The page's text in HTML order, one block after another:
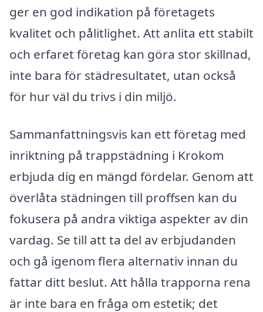
ger en god indikation på företagets
kvalitet och pålitlighet. Att anlita ett stabilt
och erfaret företag kan göra stor skillnad,
inte bara för städresultatet, utan också
för hur väl du trivs i din miljö.
Sammanfattningsvis kan ett företag med
inriktning på trappstädning i Krokom
erbjuda dig en mängd fördelar. Genom att
överlåta städningen till proffsen kan du
fokusera på andra viktiga aspekter av din
vardag. Se till att ta del av erbjudanden
och gå igenom flera alternativ innan du
fattar ditt beslut. Att hålla trapporna rena
är inte bara en fråga om estetik; det